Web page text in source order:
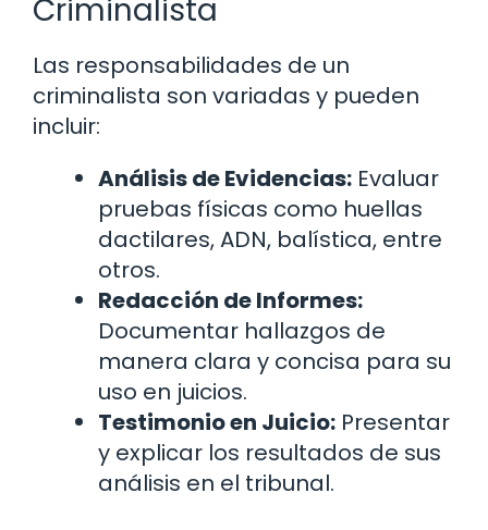
Criminalista
Las responsabilidades de un
criminalista son variadas y pueden
incluir:
Análisis de Evidencias: Evaluar
pruebas físicas como huellas
dactilares, ADN, balística, entre
otros.
Redacción de Informes:
Documentar hallazgos de
manera clara y concisa para su
uso en juicios.
Testimonio en Juicio: Presentar
y explicar los resultados de sus
análisis en el tribunal.